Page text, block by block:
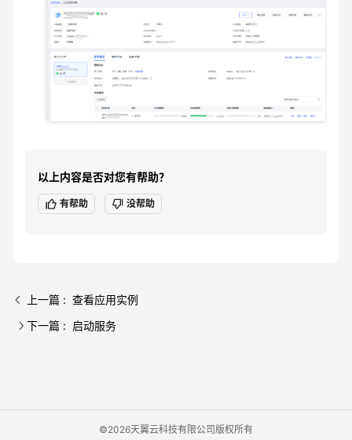
以上内容是否对您有帮助？
有帮助 没帮助
上一篇 : 查看应用实例
下一篇 : 启动服务
©2026天翼云科技有限公司版权所有